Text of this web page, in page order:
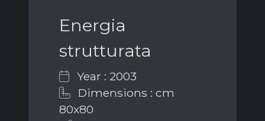
Energia
strutturata
Year : 2003
Dimensions : cm
80x80